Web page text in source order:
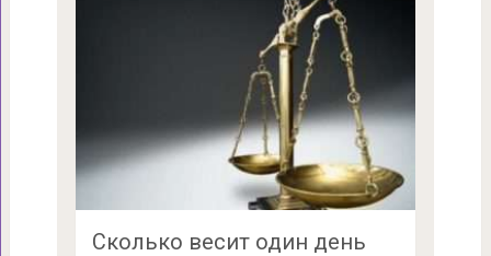
Сколько весит один день